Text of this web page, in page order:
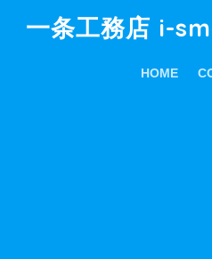
一条工務店 i-
HOME